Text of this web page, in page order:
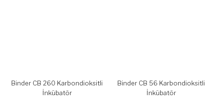
Binder CB 260 Karbondioksitli
İnkübatör
Binder CB 56 Karbondioksitli
İnkübatör